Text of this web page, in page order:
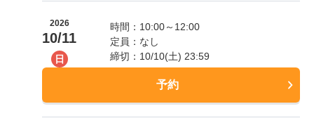
2026
10/11
日
時間：10:00～12:00
定員：なし
締切：10/10(土) 23:59
予約